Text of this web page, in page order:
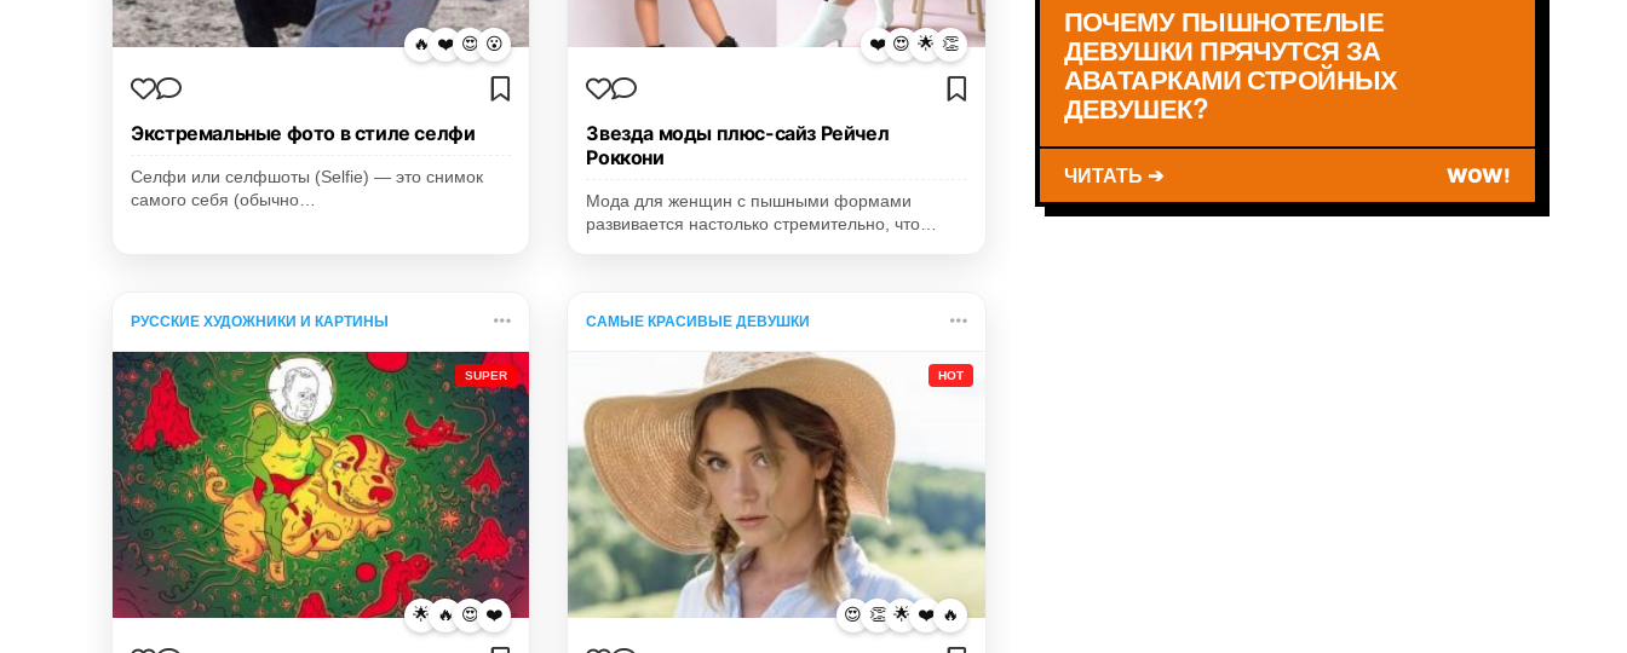
🔥 ❤️ 😍 😮
Экстремальные фото в стиле селфи
Селфи или селфшоты (Selfie) — это снимок
самого себя (обычно…
❤️ 😍 🌟 👏
Звезда моды плюс-сайз Рейчел
Роккони
Мода для женщин с пышными формами
развивается настолько стремительно, что…
РУССКИЕ ХУДОЖНИКИ И КАРТИНЫ
SUPER
🌟 🔥 😍 ❤️
САМЫЕ КРАСИВЫЕ ДЕВУШКИ
HOT
😍 👏 🌟 ❤️ 🔥
ПОЧЕМУ ПЫШНОТЕЛЫЕ
ДЕВУШКИ ПРЯЧУТСЯ ЗА
АВАТАРКАМИ СТРОЙНЫХ
ДЕВУШЕК?
ЧИТАТЬ ➔ WOW!